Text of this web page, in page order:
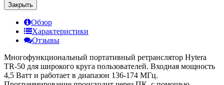
Закрыть
Обзор
Характеристики
Отзывы
Многофункциональный портативный ретранслятор Hytera
TR-50 для широкого круга пользователей. Входная мощность
4,5 Ватт и работает в диапазон 136-174 МГц.